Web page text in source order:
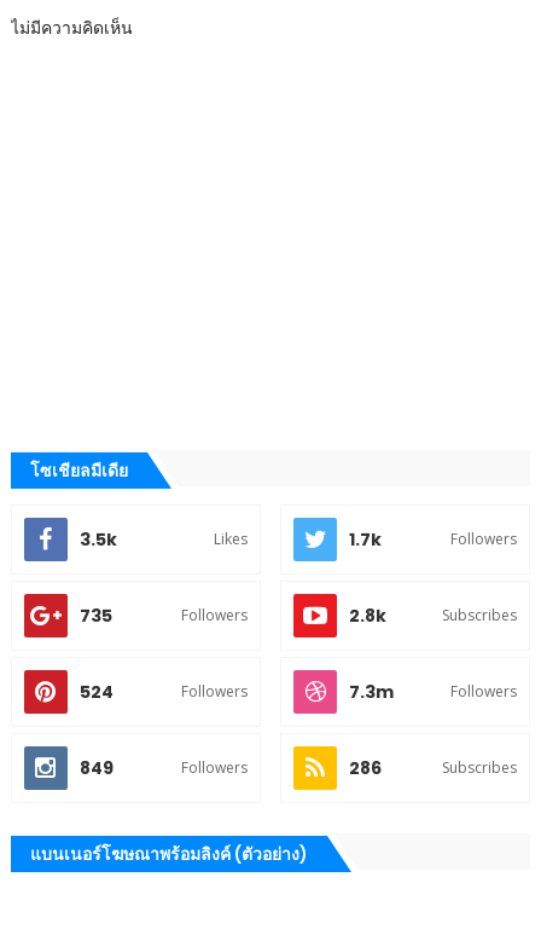
ไม่มีความคิดเห็น
โซเชียลมีเดีย
3.5k Likes 1.7k Followers
735 Followers 2.8k Subscribes
524 Followers 7.3m Followers
849 Followers 286 Subscribes
แบนเนอร์โฆษณาพร้อมลิงค์ (ตัวอย่าง)